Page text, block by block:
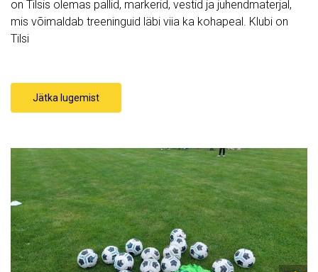
on Tilsis olemas pallid, markerid, vestid ja juhendmaterjal,
mis võimaldab treeninguid läbi viia ka kohapeal. Klubi on
Tilsi
Jätka lugemist